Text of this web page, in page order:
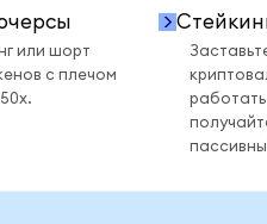
или шорт
с плечом
работать